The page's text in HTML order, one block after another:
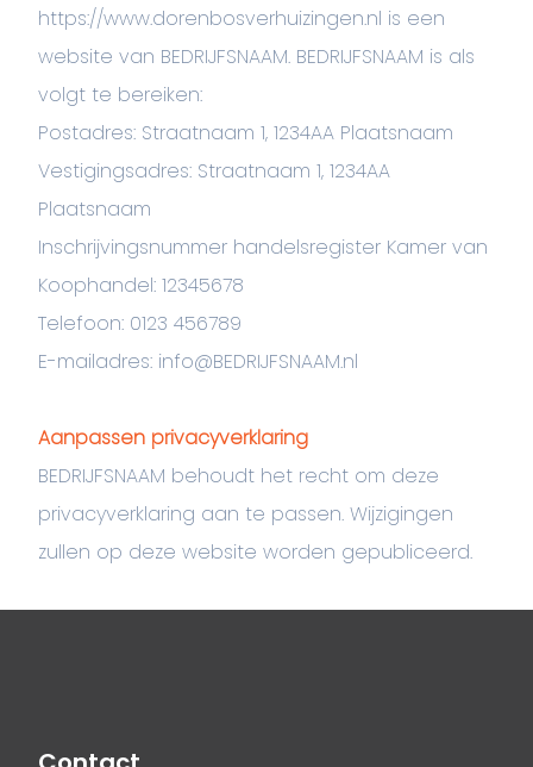
https://www.dorenbosverhuizingen.nl is een
website van BEDRIJFSNAAM. BEDRIJFSNAAM is als
volgt te bereiken:
Postadres: Straatnaam 1, 1234AA Plaatsnaam
Vestigingsadres: Straatnaam 1, 1234AA
Plaatsnaam
Inschrijvingsnummer handelsregister Kamer van
Koophandel: 12345678
Telefoon: 0123 456789
E-mailadres: info@BEDRIJFSNAAM.nl
Aanpassen privacyverklaring
BEDRIJFSNAAM behoudt het recht om deze
privacyverklaring aan te passen. Wijzigingen
zullen op deze website worden gepubliceerd.